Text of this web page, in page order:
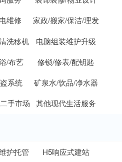
维修
家政/搬家/保洁/理发
洗移机
电脑组装维护升级
/布艺
修锁/修表/配钥匙
系统
矿泉水/饮品/净水器
手市场 其他现代生活服务
护托管
H5响应式建站